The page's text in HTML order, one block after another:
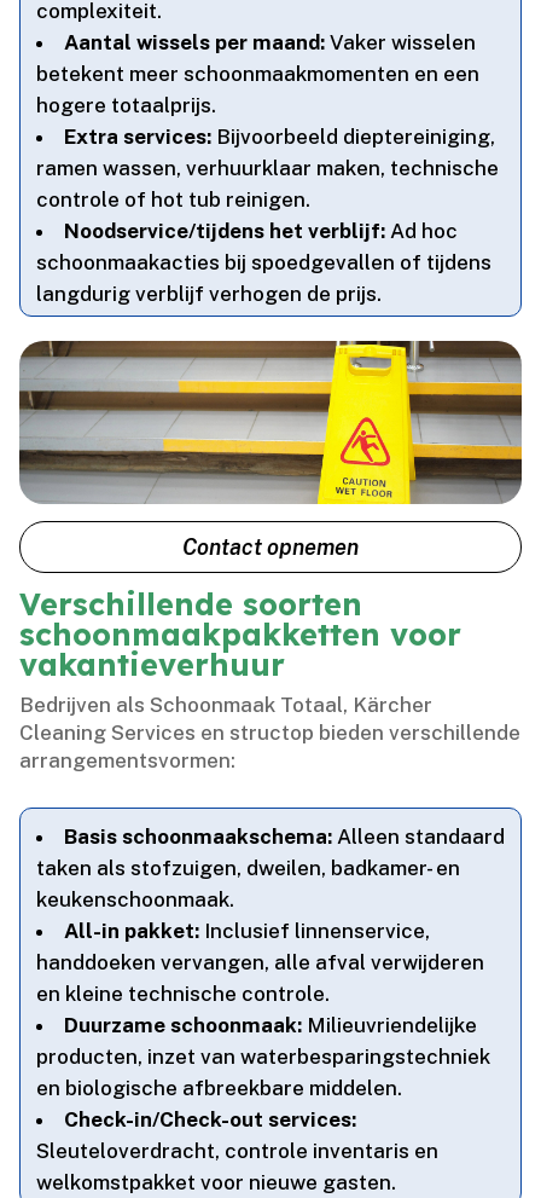
complexiteit.​
Aantal wissels per maand: Vaker wisselen
betekent meer schoonmaakmomenten en een
hogere totaalprijs.​
Extra services: Bijvoorbeeld dieptereiniging,
ramen wassen, verhuurklaar maken, technische
controle of hot tub reinigen.​
Noodservice/tijdens het verblijf: Ad hoc
schoonmaakacties bij spoedgevallen of tijdens
langdurig verblijf verhogen de prijs.​
Contact opnemen
Verschillende soorten
schoonmaakpakketten voor
vakantieverhuur
Bedrijven als Schoonmaak Totaal, Kärcher
Cleaning Services en structop bieden verschillende
arrangementsvormen:
Basis schoonmaakschema: Alleen standaard
taken als stofzuigen, dweilen, badkamer- en
keukenschoonmaak.​
All-in pakket: Inclusief linnenservice,
handdoeken vervangen, alle afval verwijderen
en kleine technische controle.​
Duurzame schoonmaak: Milieuvriendelijke
producten, inzet van waterbesparingstechniek
en biologische afbreekbare middelen.​
Check-in/Check-out services:
Sleuteloverdracht, controle inventaris en
welkomstpakket voor nieuwe gasten.​